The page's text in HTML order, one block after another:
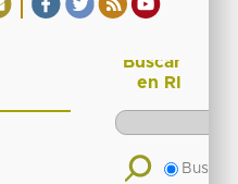
Buscar
en RI
Buscar